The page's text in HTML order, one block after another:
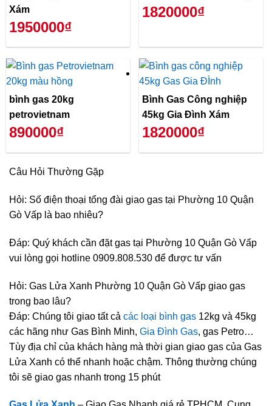
Xám
1950000₫
1820000₫
bình gas 20kg
petrovietnam
890000₫
Bình Gas Công nghiệp
45kg Gia Đình Xám
1820000₫
Câu Hỏi Thường Gặp
Hỏi: Số điện thoại tổng đài giao gas tại Phường 10 Quận
Gò Vấp là bao nhiêu?
Đáp: Quý khách cần đặt gas tại Phường 10 Quận Gò Vấp
vui lòng gọi hotline 0909.808.530 để được tư vấn
Hỏi: Gas Lửa Xanh Phường 10 Quận Gò Vấp giao gas
trong bao lâu?
Đáp: Chúng tôi giao tất cả các loại bình gas 12kg và 45kg
các hãng như Gas Bình Minh, Gia Đình Gas, gas Petro…
Tùy địa chỉ của khách hàng mà thời gian giao gas của Gas
Lửa Xanh có thể nhanh hoặc chậm. Thông thường chúng
tôi sẽ giao gas nhanh trong 15 phút